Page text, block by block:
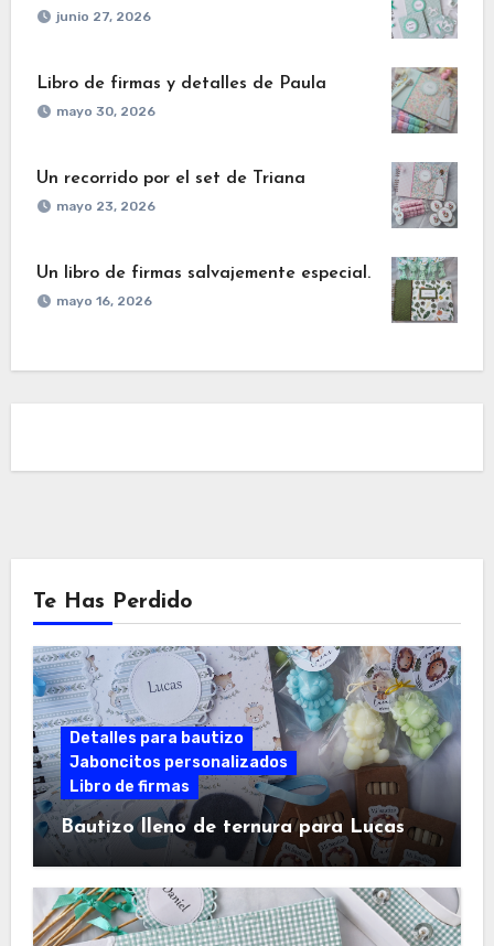
junio 27, 2026
Libro de firmas y detalles de Paula
mayo 30, 2026
Un recorrido por el set de Triana
mayo 23, 2026
Un libro de firmas salvajemente especial.
mayo 16, 2026
Te Has Perdido
Detalles para bautizo
Jaboncitos personalizados
Libro de firmas
Bautizo lleno de ternura para Lucas